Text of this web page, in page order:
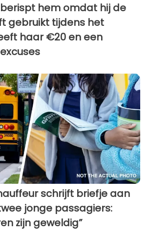
hem omdat hij de
gebruikt tijdens het
haar €20 en een
schrijft briefje aan
jonge passagiers:
zijn geweldig”